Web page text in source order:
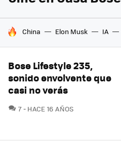
HOY SE HABLA DE
China Elon Musk IA
Bose Lifestyle 235,
sonido envolvente que
casi no verás
7COMENTARIOS
HACE 16 AÑOS